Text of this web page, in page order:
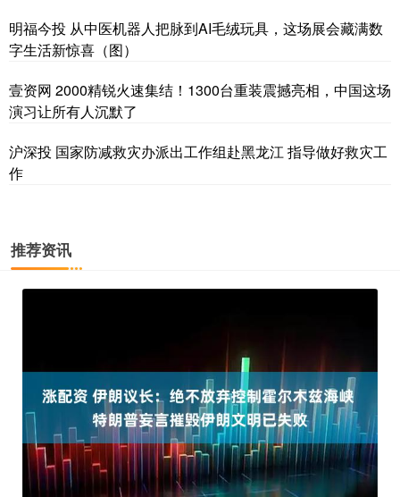
明福今投 从中医机器人把脉到AI毛绒玩具，这场展会藏满数
字生活新惊喜（图）
壹资网 2000精锐火速集结！1300台重装震撼亮相，中国这场
演习让所有人沉默了
沪深投 国家防减救灾办派出工作组赴黑龙江 指导做好救灾工
作
推荐资讯